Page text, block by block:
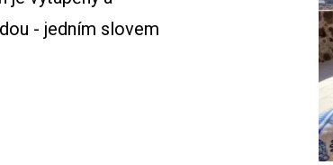
- jedním slovem